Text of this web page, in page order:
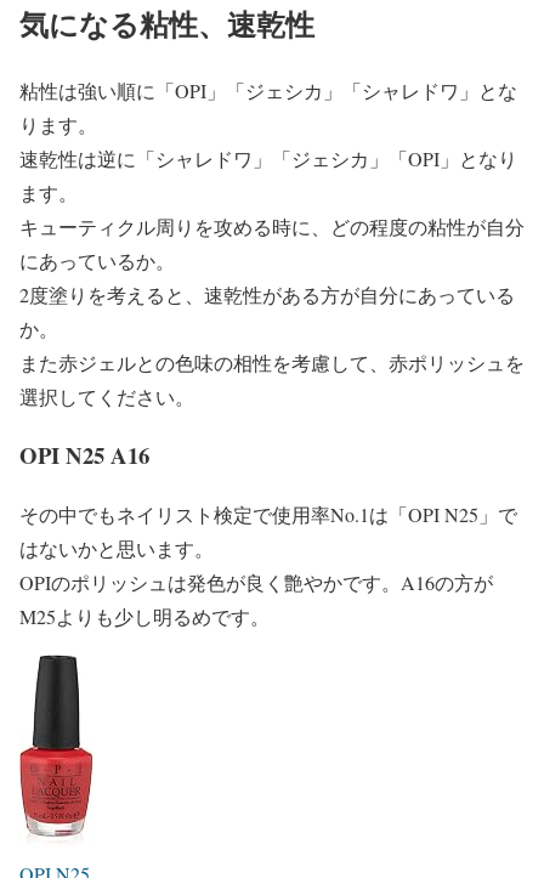
気になる粘性、速乾性
粘性は強い順に「OPI」「ジェシカ」「シャレドワ」とな
ります。
速乾性は逆に「シャレドワ」「ジェシカ」「OPI」となり
ます。
キューティクル周りを攻める時に、どの程度の粘性が自分
にあっているか。
2度塗りを考えると、速乾性がある方が自分にあっている
か。
また赤ジェルとの色味の相性を考慮して、赤ポリッシュを
選択してください。
OPI N25 A16
その中でもネイリスト検定で使用率No.1は「OPI N25」で
はないかと思います。
OPIのポリッシュは発色が良く艶やかです。A16の方が
M25よりも少し明るめです。